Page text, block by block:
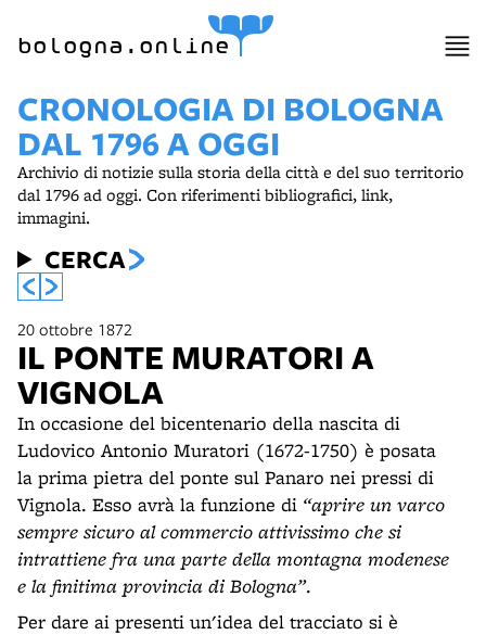
bologna.online
CRONOLOGIA DI BOLOGNA
DAL 1796 A OGGI
Archivio di notizie sulla storia della città e del suo territorio
dal 1796 ad oggi. Con riferimenti bibliografici, link,
immagini.
CERCA
20 ottobre 1872
IL PONTE MURATORI A
VIGNOLA
In occasione del bicentenario della nascita di
Ludovico Antonio Muratori (1672-1750) è posata
la prima pietra del ponte sul Panaro nei pressi di
Vignola. Esso avrà la funzione di “aprire un varco
sempre sicuro al commercio attivissimo che si
intrattiene fra una parte della montagna modenese
e la finitima provincia di Bologna”.
Per dare ai presenti un'idea del tracciato si è